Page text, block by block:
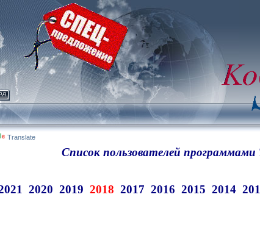
Translate
Список пользователей
2020 2019 2018 2017 2016 2015 2014